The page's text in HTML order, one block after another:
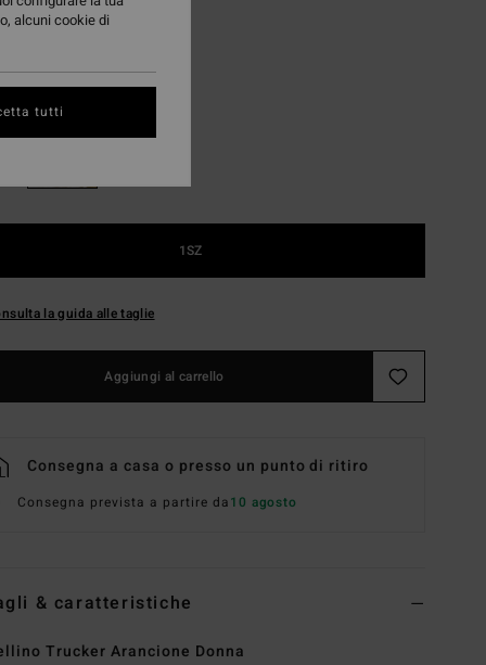
OFFERTA 25%
Saffron
1SZ
la guida alle taglie
Aggiungi al carrello
Consegna a casa o presso un punto di ritiro
Consegna prevista a partire da10 agosto
& caratteristiche
Trucker Arancione Donna
alcuni cookie di
tutti